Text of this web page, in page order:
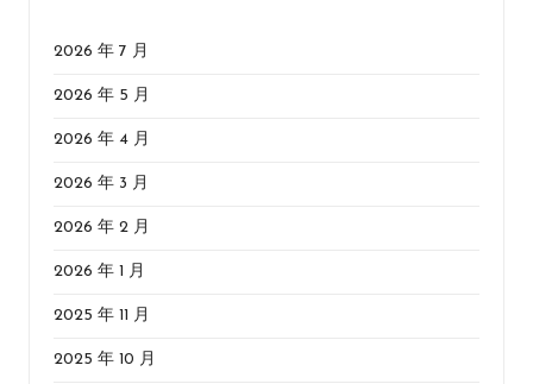
2026 年 7 月
2026 年 5 月
2026 年 4 月
2026 年 3 月
2026 年 2 月
2026 年 1 月
2025 年 11 月
2025 年 10 月